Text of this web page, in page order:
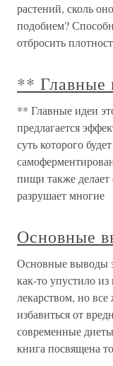
растений, сколь
подобием?
отбросить
** Главные
** Главные идеи
предлагается
суть которого
пищи также делает
разрушает многие
Основные
Основные выводы
как-то упустило
лекарством, но
избавиться от
современные
книга посвящена